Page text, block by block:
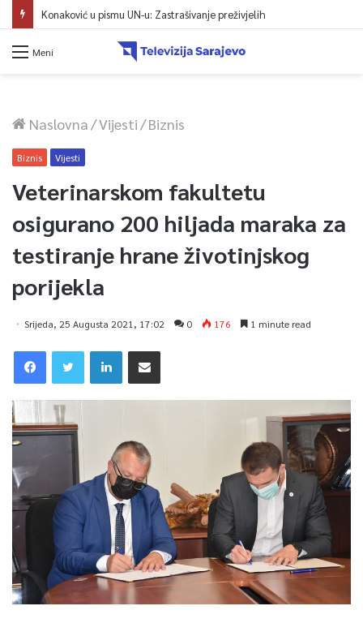
Konaković u pismu UN-u: Zastrašivanje preživjelih
Meni
Naslovna/Vijesti/Biznis
Biznis Vijesti
Veterinarskom fakultetu
osigurano 200 hiljada maraka za
testiranje hrane životinjskog
porijekla
Srijeda, 25 Augusta 2021, 17:02 0 176 1 minute read